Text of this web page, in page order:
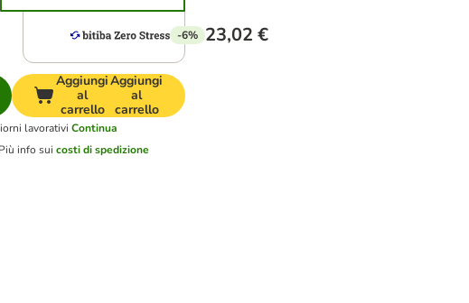
-6% 23,02 €
Aggiungi
al
carrello
Aggiungi
al
carrello
lavorativi Continua
Più info sui costi di spedizione